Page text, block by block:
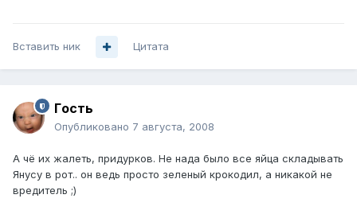
Вставить ник Цитата
Гoсть
Опубликовано 7 августа, 2008
А чё их жалеть, придурков. Не нада было все яйца складывать
Янусу в рот.. он ведь просто зеленый крокодил, а никакой не
вредитель ;)